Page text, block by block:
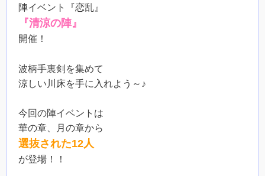
陣イベント『恋乱』
『清涼の陣』
開催！
波柄手裏剣を集めて
涼しい川床を手に入れよう～♪
今回の陣イベントは
華の章、月の章から
選抜された12人
が登場！！